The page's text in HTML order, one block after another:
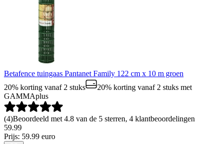
Betafence tuingaas Pantanet Family 122 cm x 10 m groen
20% korting vanaf 2 stuks
20% korting vanaf 2 stuks met
GAMMAplus
(4)Beoordeeld met 4.8 van de 5 sterren, 4 klantbeoordelingen
59.99
Prijs: 59.99 euro